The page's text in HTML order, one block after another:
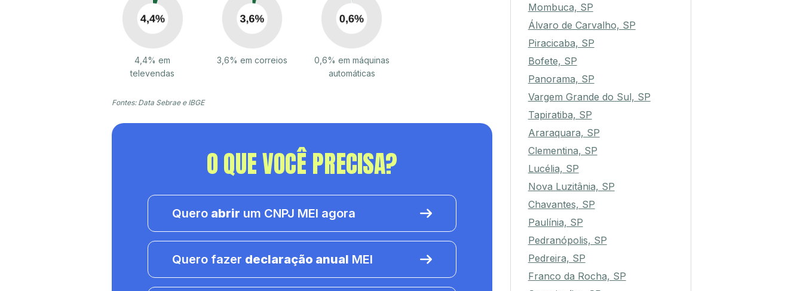
4,4% em
televendas
3,6% em correios
0,6% em máquinas
automáticas
Fontes: Data Sebrae e IBGE
O QUE VOCÊ PRECISA?
Quero abrir um CNPJ MEI agora
Quero fazer declaração anual MEI
Mombuca, SP
Álvaro de Carvalho, SP
Piracicaba, SP
Bofete, SP
Panorama, SP
Vargem Grande do Sul, SP
Tapiratiba, SP
Araraquara, SP
Clementina, SP
Lucélia, SP
Nova Luzitânia, SP
Chavantes, SP
Paulínia, SP
Pedranópolis, SP
Pedreira, SP
Franco da Rocha, SP